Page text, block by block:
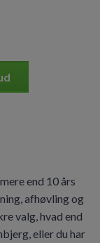
end 10 års
afhøvling og
valg, hvad end
eller du har